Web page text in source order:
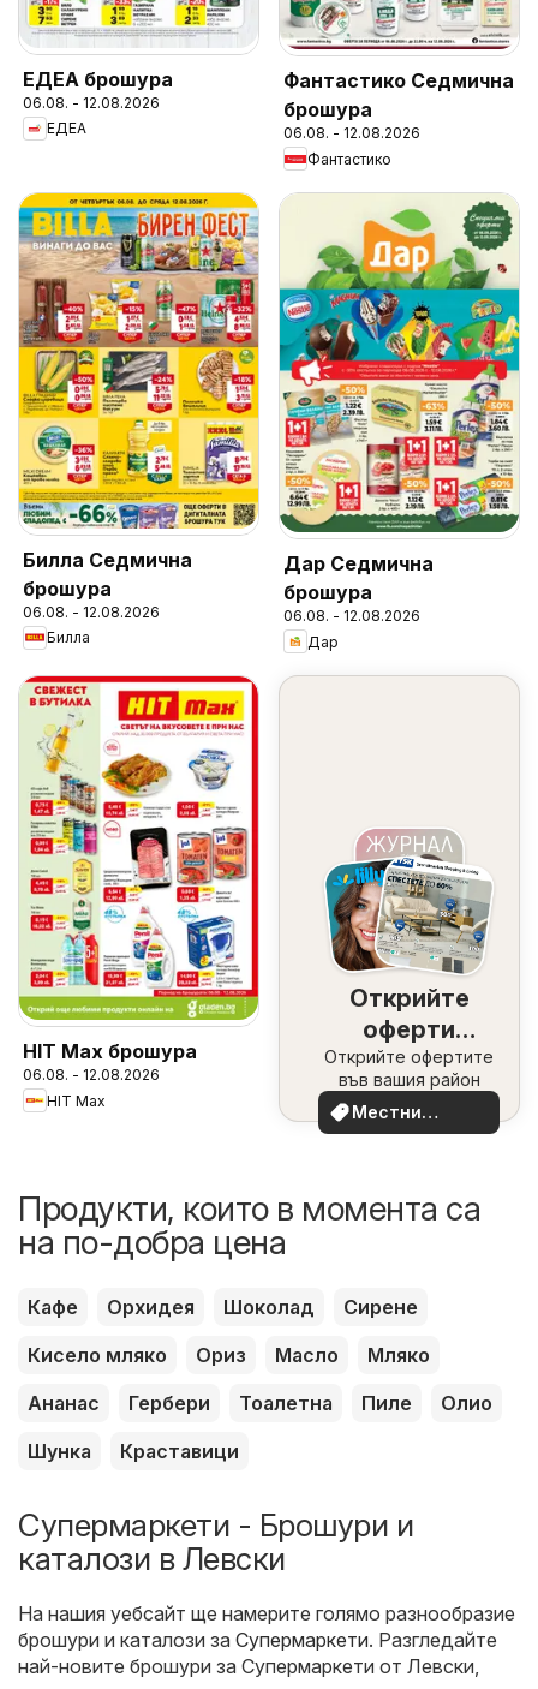
ЕДЕА брошура
06.08. - 12.08.2026
ЕДЕА
Фантастико Седмична
брошура
06.08. - 12.08.2026
Фантастико
Билла Седмична
брошура
06.08. - 12.08.2026
Билла
Дар Седмична
брошура
06.08. - 12.08.2026
Дар
HIT Max брошура
06.08. - 12.08.2026
HIT Max
Открийте
оферти
наблизо
Открийте офертите
във вашия район
Местни
оферти
Продукти, които в момента са
на по-добра цена
Кафе Орхидея Шоколад
Сирене
Кисело мляко
Ориз Масло
Мляко
Ананас
Гербери Тоалетна Пиле
Олио
Шунка
Краставици
Супермаркети - Брошури и
каталози в Левски
На нашия уебсайт ще намерите голямо разнообразие
брошури и каталози за Супермаркети. Разгледайте
най-новите брошури за Супермаркети от Левски,